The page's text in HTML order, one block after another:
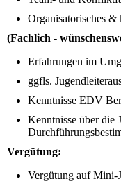
Organisatorisches
(Fachlich -
Erfahrungen im
ggfls.
Kenntnisse EDV
Kenntnisse über die
Vergütung:
Vergütung auf Mini-